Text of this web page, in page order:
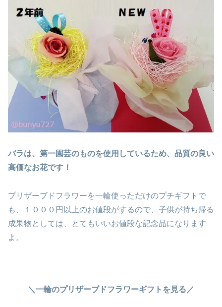
バラは、第一園芸のものを使用しているため、品質の良い
高価なお花です！
プリザーブドフラワーを一輪使っただけのプチギフトで
も、１０００円以上のお値段がするので、子供が持ち帰る
成果物としては、とてもいいお値段な記念品になります
よ。
＼一輪のプリザーブドフラワーギフトを見る／